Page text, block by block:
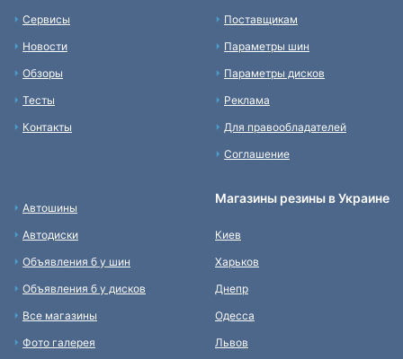
Сервисы
Новости
Обзоры
Тесты
Контакты
Поставщикам
Параметры шин
Параметры дисков
Реклама
Для правообладателей
Соглашение
Автошины
Автодиски
Объявления б у шин
Объявления б у дисков
Все магазины
Фото галерея
Магазины резины в Украине
Киев
Харьков
Днепр
Одесса
Львов